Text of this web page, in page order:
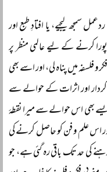
سمجھ لیجیے، یا افتادِ طبع اور
کرنے کے لیے عالمی منظر پر
و فلسفہ میں پناہ لی، اور اسے بھی
اور اثرات کے حوالے سے
بھی اس حوالے سے میرا نقطۂ
اور اس علم و فن کو حاصل کرنے کی
کی حد تک باقی رہ گئی ہے، جو